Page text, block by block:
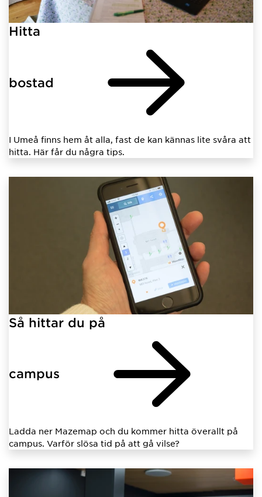
Hitta
bostad
I Umeå finns hem åt alla, fast de kan kännas lite svåra att
hitta. Här får du några tips.
Så hittar du på
campus
Ladda ner Mazemap och du kommer hitta överallt på
campus. Varför slösa tid på att gå vilse?